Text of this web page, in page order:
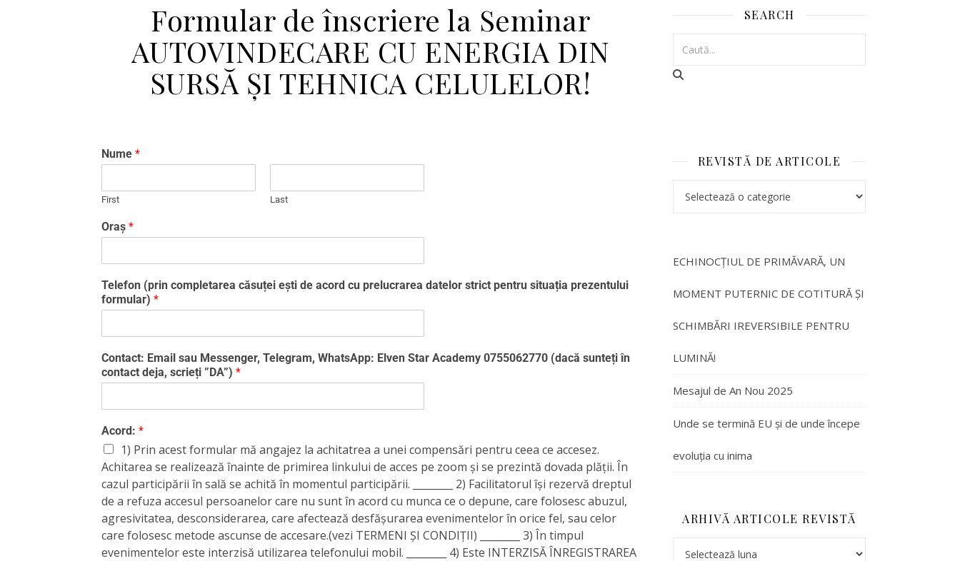
Formular de înscriere la Seminar
AUTOVINDECARE CU ENERGIA DIN
SURSĂ ȘI TEHNICA CELULELOR!
Nume *
First Last
Oraș *
Telefon (prin completarea căsuței ești de acord cu prelucrarea datelor strict pentru situația prezentului
formular) *
Contact: Email sau Messenger, Telegram, WhatsApp: Elven Star Academy 0755062770 (dacă sunteți în
contact deja, scrieți ”DA”) *
Acord: *
1) Prin acest formular mă angajez la achitatrea a unei compensări pentru ceea ce accesez.
Achitarea se realizează înainte de primirea linkului de acces pe zoom și se prezintă dovada plății. În
cazul participării în sală se achită în momentul participării. ________ 2) Facilitatorul își rezervă dreptul
de a refuza accesul persoanelor care nu sunt în acord cu munca ce o depune, care folosesc abuzul,
agresivitatea, desconsiderarea, care afectează desfășurarea evenimentelor în orice fel, sau celor
care folosesc metode ascunse de accesare.(vezi TERMENI ȘI CONDIȚII) ________ 3) În timpul
evenimentelor este interzisă utilizarea telefonului mobil. ________ 4) Este INTERZISĂ ÎNREGISTRAREA
SEARCH
REVISTĂ DE ARTICOLE
ECHINOCȚIUL DE PRIMĂVARĂ, UN
MOMENT PUTERNIC DE COTITURĂ ȘI
SCHIMBĂRI IREVERSIBILE PENTRU
LUMINĂ!
Mesajul de An Nou 2025
Unde se termină EU și de unde începe
evoluția cu inima
ARHIVĂ ARTICOLE REVISTĂ